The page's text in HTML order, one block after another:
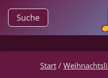
Zum
Inhalt
springen
Suche
Start /